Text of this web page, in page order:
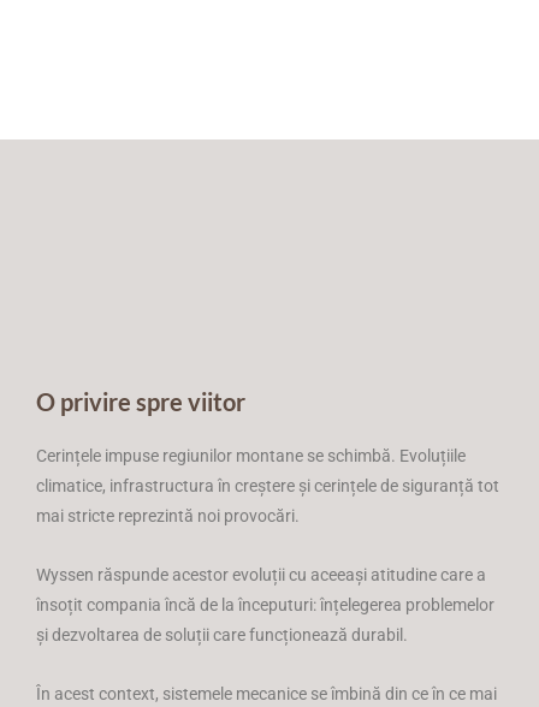
O privire spre viitor
Cerințele impuse regiunilor montane se schimbă. Evoluțiile
climatice, infrastructura în creștere și cerințele de siguranță tot
mai stricte reprezintă noi provocări.
Wyssen răspunde acestor evoluții cu aceeași atitudine care a
însoțit compania încă de la începuturi: înțelegerea problemelor
și dezvoltarea de soluții care funcționează durabil.
În acest context, sistemele mecanice se îmbină din ce în ce mai